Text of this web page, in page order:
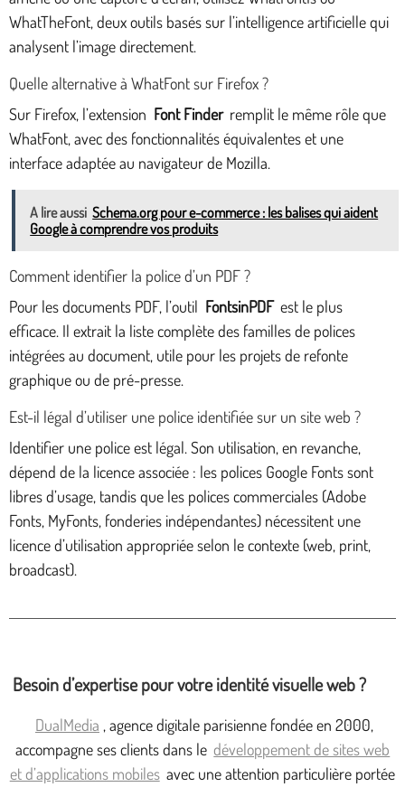
WhatTheFont, deux outils basés sur l’intelligence artificielle qui
analysent l’image directement.
Quelle alternative à WhatFont sur Firefox ?
Sur Firefox, l’extension Font Finder remplit le même rôle que
WhatFont, avec des fonctionnalités équivalentes et une
interface adaptée au navigateur de Mozilla.
A lire aussi Schema.org pour e-commerce : les balises qui aident
Google à comprendre vos produits
Comment identifier la police d’un PDF ?
Pour les documents PDF, l’outil FontsinPDF est le plus
efficace. Il extrait la liste complète des familles de polices
intégrées au document, utile pour les projets de refonte
graphique ou de pré-presse.
Est-il légal d’utiliser une police identifiée sur un site web ?
Identifier une police est légal. Son utilisation, en revanche,
dépend de la licence associée : les polices Google Fonts sont
libres d’usage, tandis que les polices commerciales (Adobe
Fonts, MyFonts, fonderies indépendantes) nécessitent une
licence d’utilisation appropriée selon le contexte (web, print,
broadcast).
Besoin d’expertise pour votre identité visuelle web ?
DualMedia , agence digitale parisienne fondée en 2000,
accompagne ses clients dans le développement de sites web
et d’applications mobiles avec une attention particulière portée